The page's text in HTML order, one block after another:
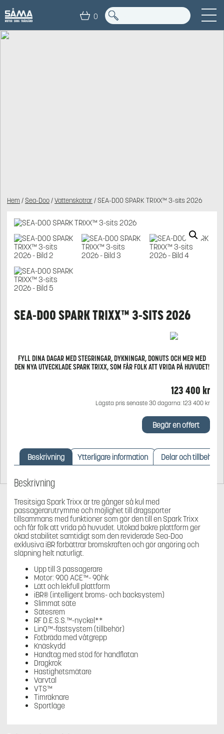
0
Hem / Sea-Doo/Vattenskotrar / SEA-DOO SPARK TRIXX™ 3-sits 2026
SEA-DOO SPARK TRIXX™ 3-SITS 2026
FYLL DINA DAGAR MED STEGRINGAR, DYKNINGAR, DONUTS OCH MER MED
DEN NYA UTVECKLADE SPARK TRIXX, SOM FÅR FOLK ATT VRIDA PÅ HUVUDET!
123 400 kr
Lägsta pris senaste 30 dagarna: 123 400 kr
Begär en offert
Beskrivning Ytterligare information Delar och tillbehör
Beskrivning
Tresitsiga Spark Trixx är tre gånger så kul med
passagerarutrymme och möjlighet till dragsporter
tillsammans med funktioner som gör den till en Spark Trixx
och får folk att vrida på huvudet. Utökad bakre plattform ger
ökad stabilitet samtidigt som den reviderade Sea-Doo
exklusiva iBR förbättrar bromskraften och gör angöring och
släpning helt naturligt.
Upp till 3 passagerare
Motor: 900 ACE™- 90hk
Lätt och lekfull plattform
iBR® (intelligent broms- och backsystem)
Slimmat säte
Sätesrem
RF D.E.S.S.™-nyckel**
LinQ™-fästsystem (tillbehör)
Fotbräda med våtgrepp
Knäskydd
Handtag med stöd för handflatan
Dragkrok
Hastighetsmätare
Varvtal
VTS™
Timräknare
Sportläge